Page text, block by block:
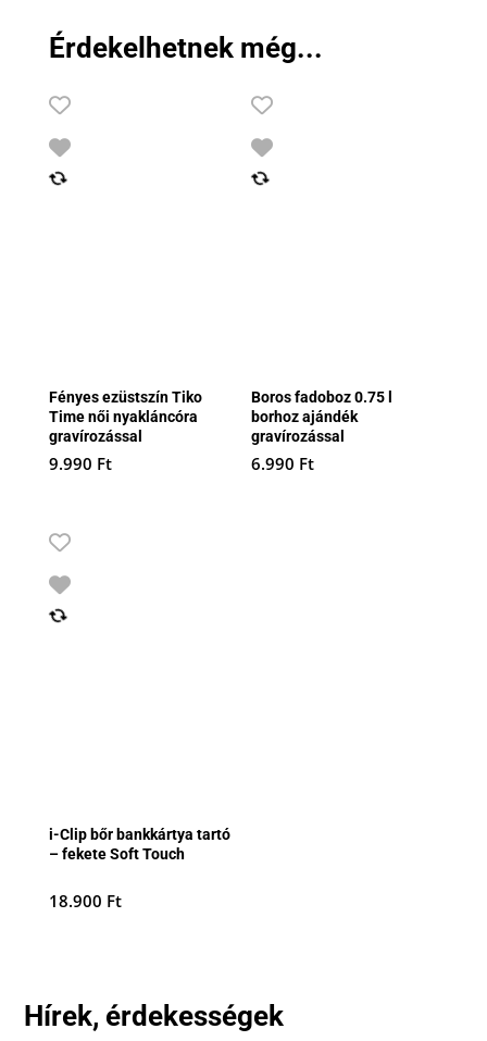
Érdekelhetnek még...
Fényes ezüstszín Tiko
Time női nyakláncóra
gravírozással
9.990 Ft
Boros fadoboz 0.75 l
borhoz ajándék
gravírozással
6.990 Ft
i-Clip bőr bankkártya tartó
– fekete Soft Touch
18.900 Ft
Hírek, érdekességek